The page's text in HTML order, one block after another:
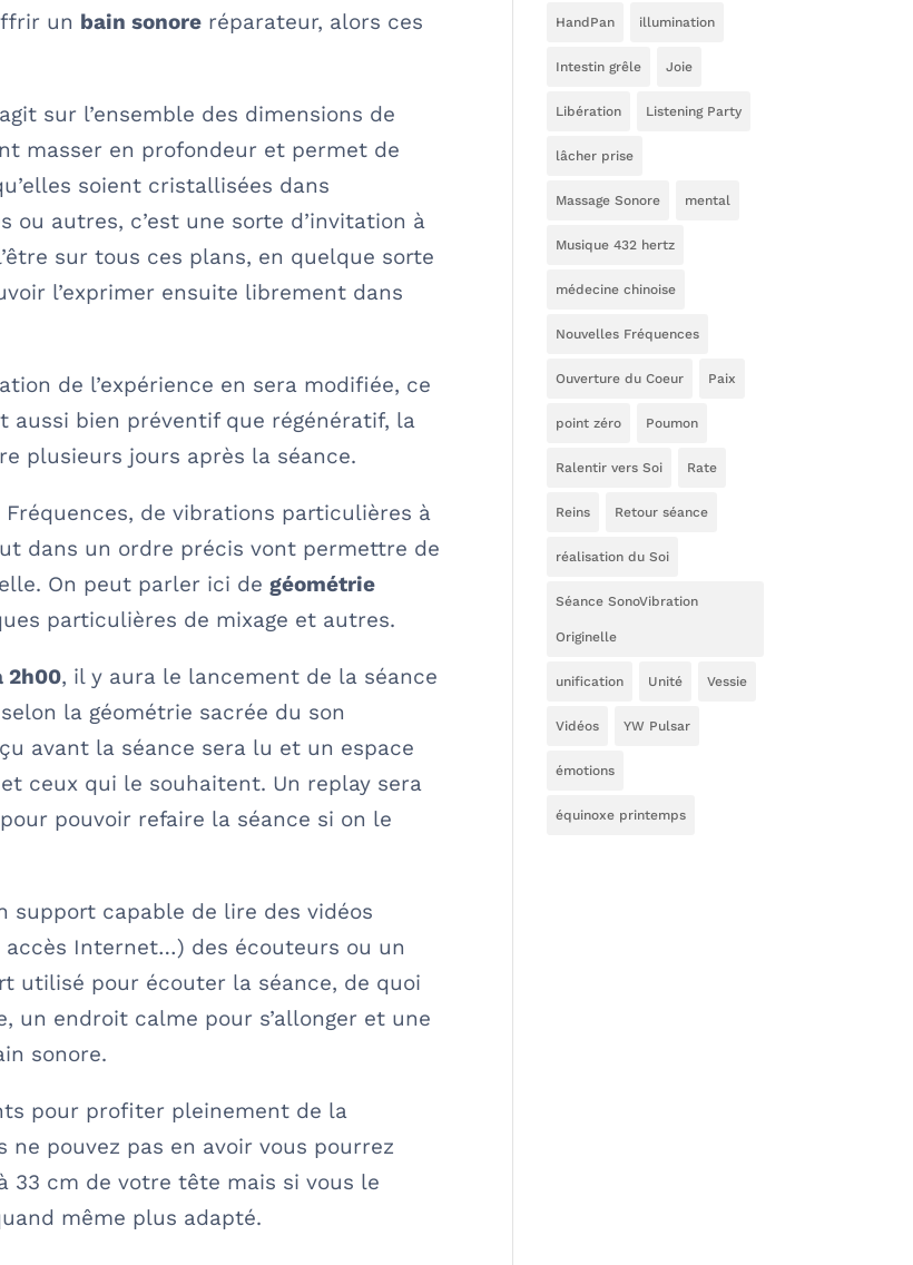
un bain sonore réparateur, alors ces
sur l’ensemble des dimensions de
masser en profondeur et permet de
soient cristallisées dans
ou autres, c’est une sorte d’invitation à
sur tous ces plans, en quelque sorte
l’exprimer ensuite librement dans
de l’expérience en sera modifiée, ce
aussi bien préventif que régénératif, la
plusieurs jours après la séance.
de vibrations particulières à
dans un ordre précis vont permettre de
On peut parler ici degéométrie
particulières de mixage et autres.
2h00, il y aura le lancement de la séance
la géométrie sacrée du son
avant la séance sera lu et un espace
ceux qui le souhaitent. Un replay sera
pouvoir refaire la séance si on le
support capable de lire des vidéos
accès Internet…) des écouteurs ou un
utilisé pour écouter la séance, de quoi
un endroit calme pour s’allonger et une
sonore.
pour profiter pleinement de la
ne pouvez pas en avoir vous pourrez
cm de votre tête mais si vous le
même plus adapté.
HandPan illumination
Intestin grêle Joie
Libération Listening Party
lâcher prise
Massage Sonore mental
Musique 432 hertz
médecine chinoise
Nouvelles Fréquences
Ouverture du Coeur Paix
point zéro Poumon
Ralentir vers Soi Rate
Reins Retour séance
réalisation du Soi
Séance SonoVibration
Originelle
unification Unité Vessie
Vidéos YW Pulsar
émotions
équinoxe printemps